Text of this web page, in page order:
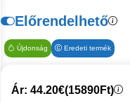
Előrendelhető
Újdonság Eredeti termék
Ár: 44.20€(15890Ft)